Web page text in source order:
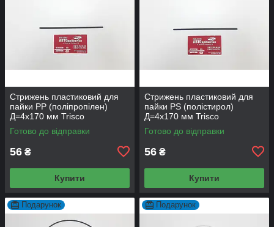
Стрижень пластиковий для
пайки PP (поліпропілен)
Д=4х170 мм Trisco
Готово до відправки
56 ₴
Купити
Стрижень пластиковий для
пайки PS (полістирол)
Д=4х170 мм Trisco
Готово до відправки
56 ₴
Купити
Подарунок Подарунок